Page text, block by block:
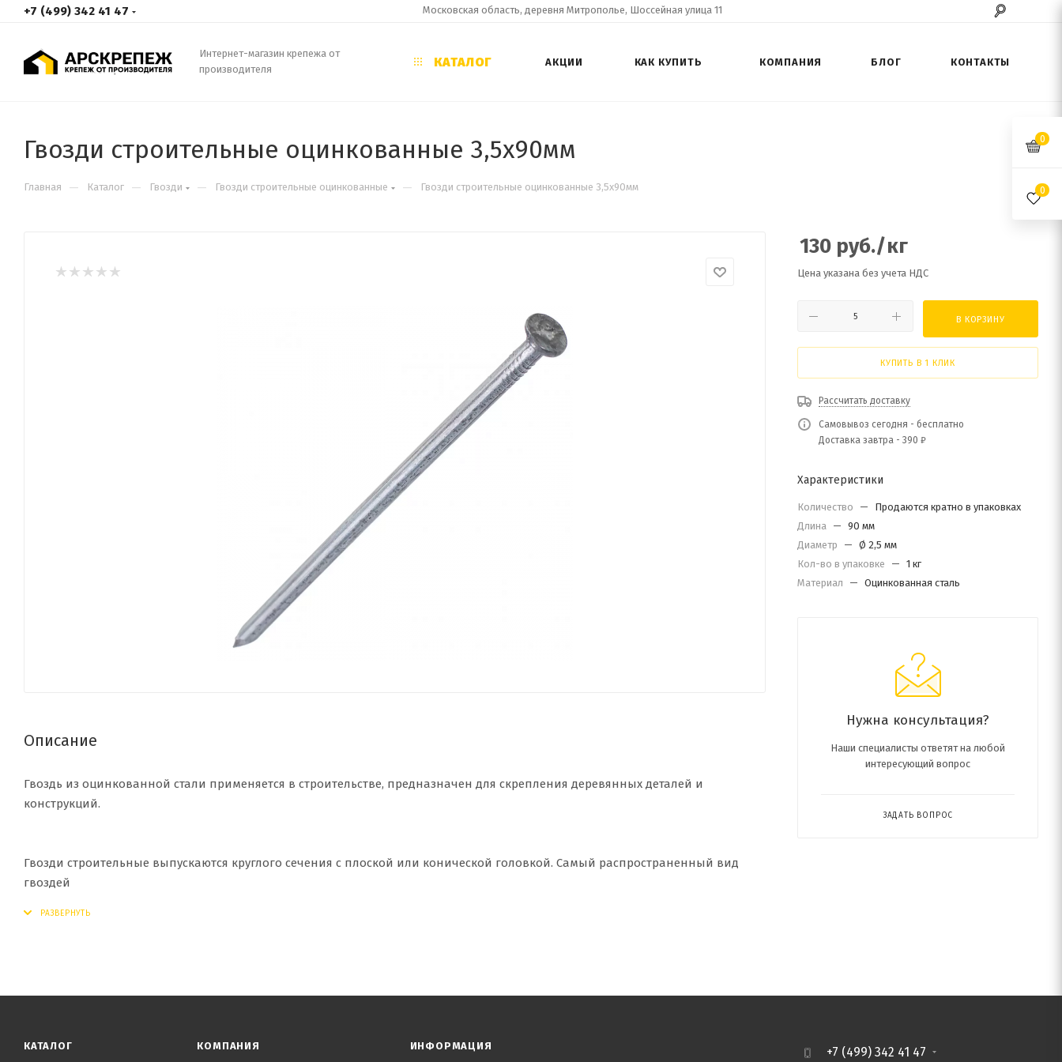
+7 (499) 342 41 47 Московская область, деревня Митрополье, Шоссейная улица 11
Интернет-магазин крепежа от
производителя
КАТАЛОГ АКЦИИ КАК КУПИТЬ КОМПАНИЯ БЛОГ КОНТАКТЫ
Гвозди строительные оцинкованные 3,5х90мм
Главная — Каталог — Гвозди — Гвозди строительные оцинкованные — Гвозди строительные оцинкованные 3,5х90мм
Описание
Гвоздь из оцинкованной стали применяется в строительстве, предназначен для скрепления деревянных деталей и
конструкций.
Гвозди строительные выпускаются круглого сечения с плоской или конической головкой. Самый распространенный вид
гвоздей
130 руб./кг
Цена указана без учета НДС
В КОРЗИНУ
КУПИТЬ В 1 КЛИК
Рассчитать доставку
Самовывоз сегодня - бесплатно
Доставка завтра - 390 ₽
Характеристики
Количество —
Продаются кратно в упаковках
Длина — 90 мм
Диаметр
— Ø 2,5 мм
Кол-во в упаковке
— 1 кг
Материал
— Оцинкованная сталь
Нужна консультация?
Наши специалисты ответят на любой
интересующий вопрос
ЗАДАТЬ ВОПРОС
КАТАЛОГ КОМПАНИЯ ИНФОРМАЦИЯ +7 (499) 342 41 47
0
0